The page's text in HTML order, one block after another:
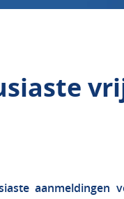
aanmeldingen